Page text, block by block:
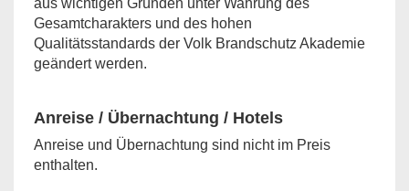
aus wichtigen Gründen unter Wahrung des
Gesamtcharakters und des hohen
Qualitätsstandards der Volk Brandschutz Akademie
geändert werden.
Anreise / Übernachtung / Hotels
Anreise und Übernachtung sind nicht im Preis
enthalten.